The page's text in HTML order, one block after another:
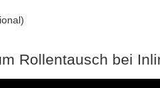
Rollentausch bei